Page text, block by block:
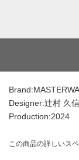
Designer:辻村 久信
Production:2024
この商品の詳しいス